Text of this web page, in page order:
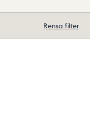
Rensa filter